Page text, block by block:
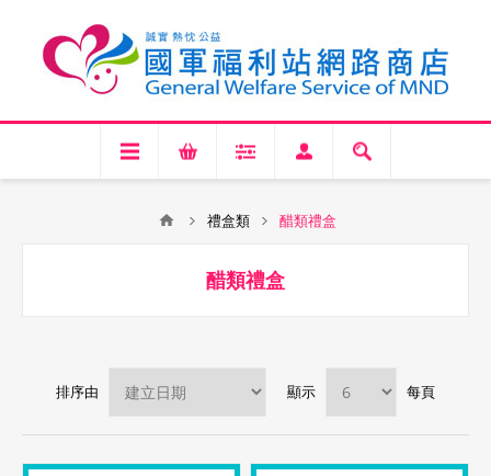
禮盒類 醋類禮盒
醋類禮盒
排序由 顯示 每頁